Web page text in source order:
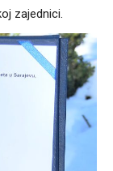
zajednici.